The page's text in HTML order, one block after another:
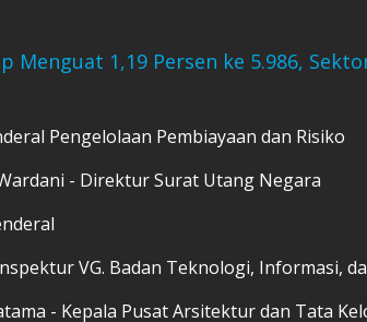
Menguat 1,19 Persen ke 5.986,
Pengelolaan Pembiayaan dan Risiko
- Direktur Surat Utang Negara
VG. Badan Teknologi, Informasi,
- Kepala Pusat Arsitektur dan Tata